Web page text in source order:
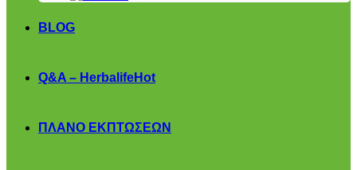
BLOG
Q&A – Herbalife
ΠΛΑΝΟ ΕΚΠΤΩΣΕΩΝ